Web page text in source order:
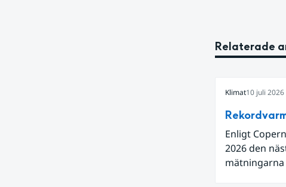
Relaterade
Klimat10 juli 2026
Enligt
2026 den
mätningarna